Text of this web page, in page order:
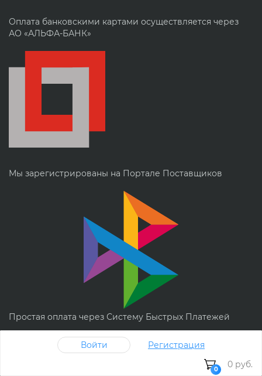
Оплата банковскими картами осуществляется через
АО «АЛЬФА-БАНК»
Мы зарегистрированы на Портале Поставщиков
Простая оплата через Систему Быстрых Платежей
Принимаем картыВойти Регистрация
0 0 руб.